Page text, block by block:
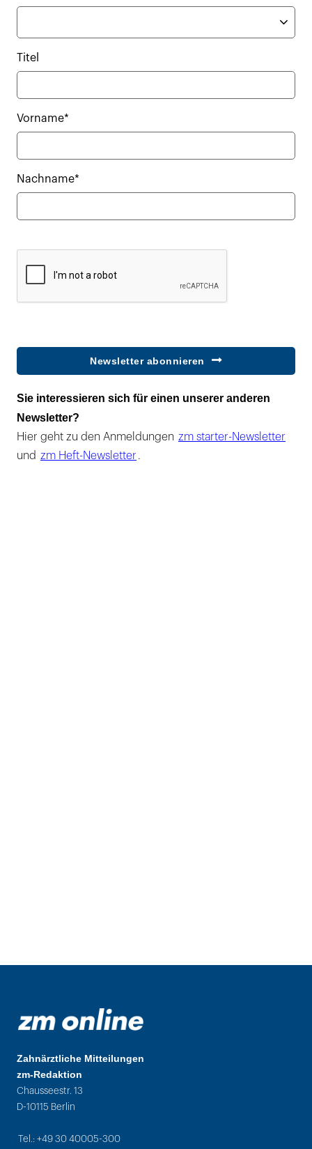
Titel
Vorname*
Nachname*
Newsletter abonnieren
Sie interessieren sich für einen unserer anderen
Newsletter?
Hier geht zu den Anmeldungen zm starter-Newsletter
und zm Heft-Newsletter .
Zahnärztliche Mitteilungen
zm-Redaktion
Chausseestr. 13
D-10115 Berlin
Tel.: +49 30 40005-300